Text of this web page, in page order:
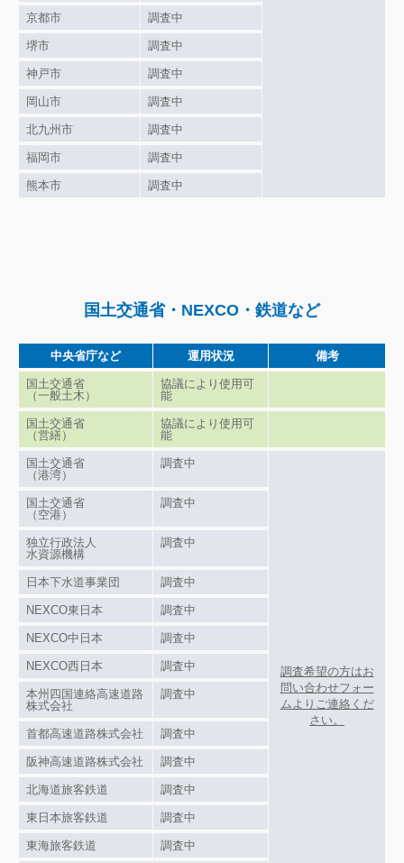
京都市 調査中
堺市 調査中
神戸市 調査中
岡山市 調査中
北九州市 調査中
福岡市 調査中
熊本市 調査中
国土交通省・NEXCO・鉄道など
中央省庁など 運用状況 備考
国土交通省
（一般土木）
協議により使用可
能
国土交通省
（営繕）
協議により使用可
能
国土交通省
（港湾）
調査中
調査希望の方はお
問い合わせフォー
ムよりご連絡くだ
さい。
国土交通省
（空港）
調査中
独立行政法人
水資源機構
調査中
日本下水道事業団 調査中
NEXCO東日本 調査中
NEXCO中日本 調査中
NEXCO西日本 調査中
本州四国連絡高速道路
株式会社
調査中
首都高速道路株式会社 調査中
阪神高速道路株式会社 調査中
北海道旅客鉄道 調査中
東日本旅客鉄道 調査中
東海旅客鉄道 調査中